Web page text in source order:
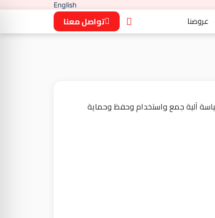
English
عروضنا تواصل معنا
آلية جمع واستخدام وحفظ وحماية